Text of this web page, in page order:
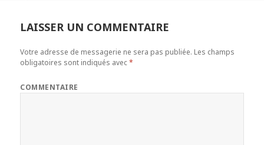
LAISSER UN COMMENTAIRE
Votre adresse de messagerie ne sera pas publiée. Les champs
obligatoires sont indiqués avec*
COMMENTAIRE